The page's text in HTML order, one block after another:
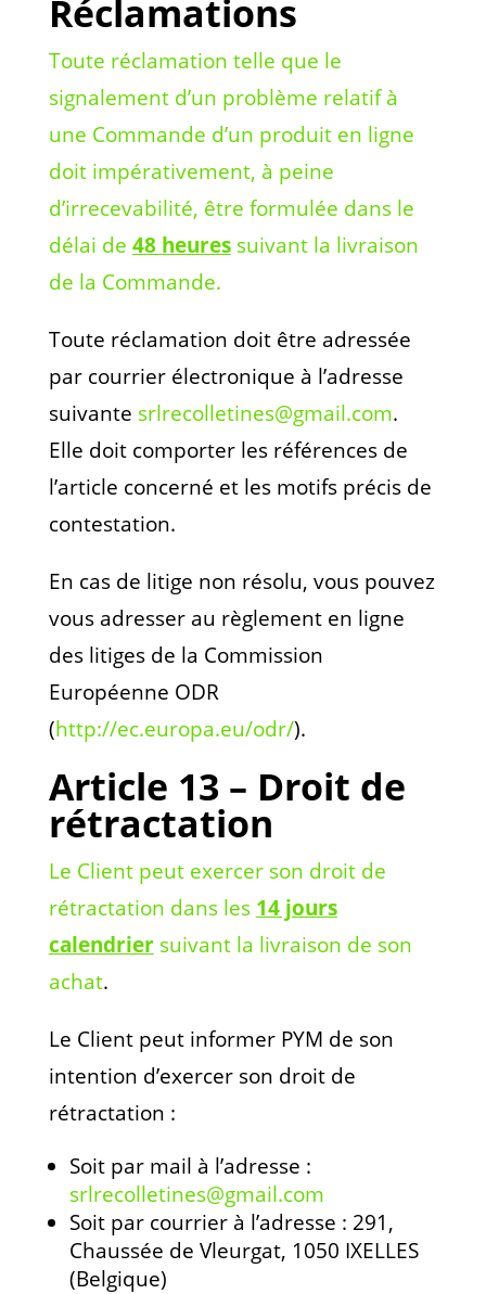
Réclamations
Toute réclamation telle que le
signalement d’un problème relatif à
une Commande d’un produit en ligne
doit impérativement, à peine
d’irrecevabilité, être formulée dans le
délai de 48 heuressuivant la livraison
de la Commande.
Toute réclamation doit être adressée
par courrier électronique à l’adresse
suivante srlrecolletines@gmail.com.
Elle doit comporter les références de
l’article concerné et les motifs précis de
contestation.
En cas de litige non résolu, vous pouvez
vous adresser au règlement en ligne
des litiges de la Commission
Européenne ODR
(http://ec.europa.eu/odr/).
Article 13 – Droit de
rétractation
Le Client peut exercer son droit de
rétractation dans les 14 jours
calendriersuivant la livraison de son
achat.
Le Client peut informer PYM de son
intention d’exercer son droit de
rétractation :
Soit par mail à l’adresse :
srlrecolletines@gmail.com
Soit par courrier à l’adresse : 291,
Chaussée de Vleurgat, 1050 IXELLES
(Belgique)